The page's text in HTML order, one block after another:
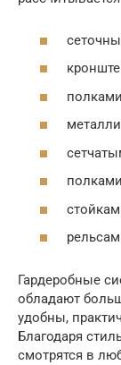
Гардеробные
обладают
удобны,
Благодаря
смотрятся в